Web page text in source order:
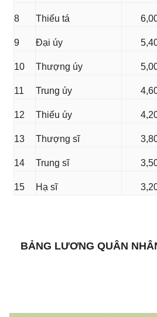
8 Thiếu tá
9 Đại úy
10 Thượng úy
11 Trung úy
12 Thiếu úy
13 Thượng sĩ
14 Trung sĩ
15 Hạ sĩ
BẢNG LƯƠNG QUÂN